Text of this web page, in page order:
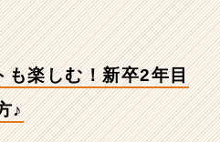
楽しむ！新卒2年目
♪